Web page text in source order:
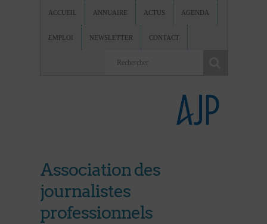
ACCUEIL ANNUAIRE ACTUS AGENDA
EMPLOI NEWSLETTER CONTACT
Association des
journalistes
professionnels